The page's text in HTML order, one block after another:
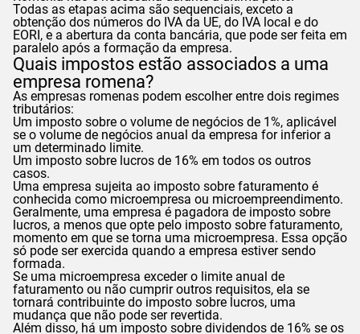
Todas as etapas acima são sequenciais, exceto a
obtenção dos números do IVA da UE, do IVA local e do
EORI, e a abertura da conta bancária, que pode ser feita em
paralelo após a formação da empresa.
Quais impostos estão associados a uma
empresa romena?
As empresas romenas podem escolher entre dois regimes
tributários:
Um imposto sobre o volume de negócios de 1%, aplicável
se o volume de negócios anual da empresa for inferior a
um determinado limite.
Um imposto sobre lucros de 16% em todos os outros
casos.
Uma empresa sujeita ao imposto sobre faturamento é
conhecida como microempresa ou microempreendimento.
Geralmente, uma empresa é pagadora de imposto sobre
lucros, a menos que opte pelo imposto sobre faturamento,
momento em que se torna uma microempresa. Essa opção
só pode ser exercida quando a empresa estiver sendo
formada.
Se uma microempresa exceder o limite anual de
faturamento ou não cumprir outros requisitos, ela se
tornará contribuinte do imposto sobre lucros, uma
mudança que não pode ser revertida.
Além disso, há um imposto sobre dividendos de 16% se os